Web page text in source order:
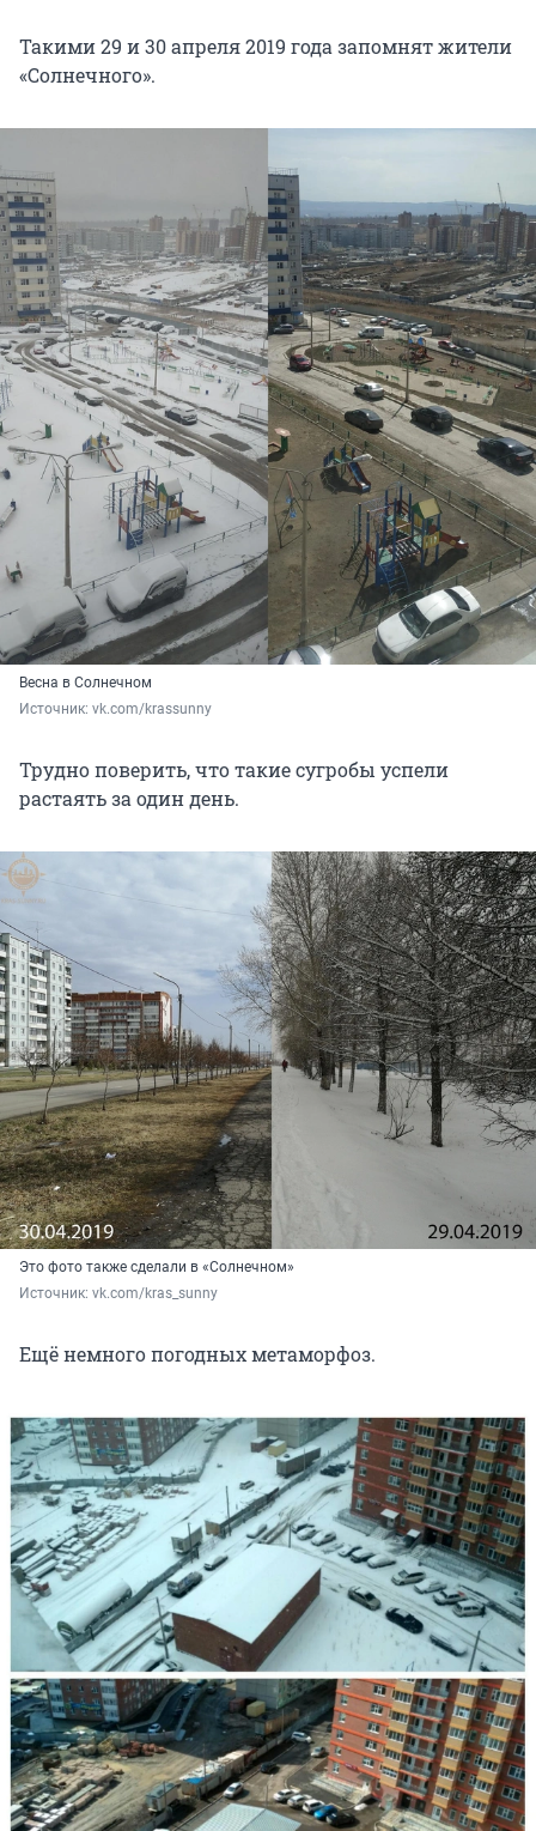
Такими 29 и 30 апреля 2019 года запомнят жители
«Солнечного».
Весна в Солнечном
Источник: vk.com/krassunny
Трудно поверить, что такие сугробы успели
растаять за один день.
Это фото также сделали в «Солнечном»
Источник: vk.com/kras_sunny
Ещё немного погодных метаморфоз.